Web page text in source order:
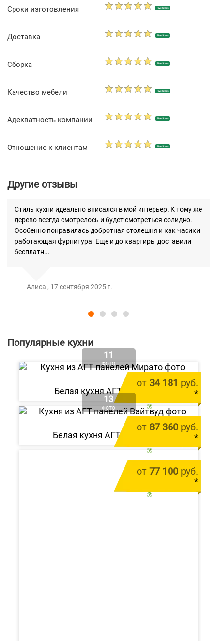
Сроки изготовления Five Stars
Доставка Five Stars
Сборка Five Stars
Качество мебели Five Stars
Адекватность компании Five Stars
Отношение к клиентам Five Stars
Другие отзывы
Стиль кухни идеально вписался в мой интерьер. К тому же
дерево всегда смотрелось и будет смотреться солидно.
Особенно понравилась добротная столешня и как часики
работающая фурнитура. Еще и до квартиры доставили
бесплатн...
Алиса , 17 сентября 2025 г.
Популярные кухни
11
ФОТО
от 34 181 руб.
*
цена за 1 м.п.
Белая кухня АГТ «Мирато»
13
ФОТО
от 87 360 руб.
*
Белая кухня АГТ «Вайтвуд»
от 77 100 руб.
*